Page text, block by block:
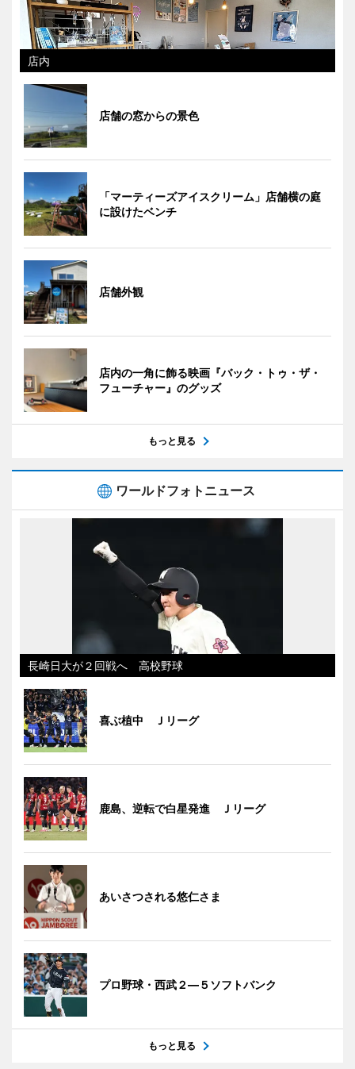
店内
店舗の窓からの景色
「マーティーズアイスクリーム」店舗横の庭
に設けたベンチ
店舗外観
店内の一角に飾る映画『バック・トゥ・ザ・
フューチャー』のグッズ
もっと見る
ワールドフォトニュース
長崎日大が２回戦へ 高校野球
喜ぶ植中 Ｊリーグ
鹿島、逆転で白星発進 Ｊリーグ
あいさつされる悠仁さま
プロ野球・西武２―５ソフトバンク
もっと見る